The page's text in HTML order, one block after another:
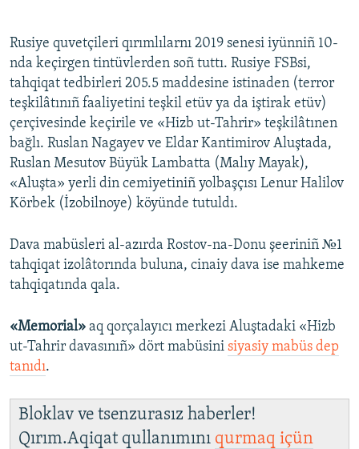
Rusiye quvetçileri qırımlılarnı 2019 senesi iyünniñ 10-
nda keçirgen tintüvlerden soñ tuttı. Rusiye FSBsi,
tahqiqat tedbirleri 205.5 maddesine istinaden (terror
teşkilâtınıñ faaliyetini teşkil etüv ya da iştirak etüv)
çerçivesinde keçirile ve «Hizb ut-Tahrir» teşkilâtınen
bağlı. Ruslan Nagayev ve Eldar Kantimirov Aluştada,
Ruslan Mesutov Büyük Lambatta (Malıy Mayak),
«Aluşta» yerli din cemiyetiniñ yolbaşçısı Lenur Halilov
Körbek (İzobilnoye) köyünde tutuldı.
Dava mabüsleri al-azırda Rostov-na-Donu şeeriniñ №1
tahqiqat izolâtorında buluna, cinaiy dava ise mahkeme
tahqiqatında qala.
«Memorial» aq qorçalayıcı merkezi Aluştadaki «Hizb
ut-Tahrir davasınıñ» dört mabüsini siyasiy mabüs dep
tanıdı.
Bloklav ve tsenzurasız haberler!
Qırım.Aqiqat qullanımını qurmaq içün